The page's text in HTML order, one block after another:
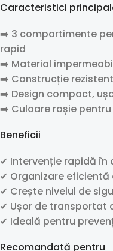
Caracteristici
➡️ 3 compartimente
rapid
➡️ Material
➡️ Construcție
➡️ Design compact,
➡️ Culoare roșie
Beneficii
✔ Intervenție rapidă în
✔ Organizare
✔ Crește nivelul de
✔ Ușor de transportat
✔ Ideală pentru
Recomandată pentru